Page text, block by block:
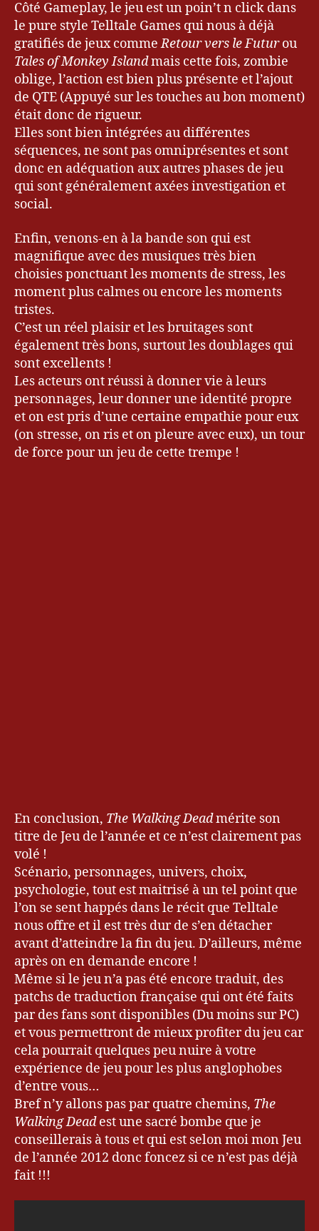
Côté Gameplay, le jeu est un poin’t n click dans
le pure style Telltale Games qui nous à déjà
gratifiés de jeux commeRetour vers le Futurou
Tales of Monkey Islandmais cette fois, zombie
oblige, l’action est bien plus présente et l’ajout
de QTE (Appuyé sur les touches au bon moment)
était donc de rigueur.
Elles sont bien intégrées au différentes
séquences, ne sont pas omniprésentes et sont
donc en adéquation aux autres phases de jeu
qui sont généralement axées investigation et
social.
Enfin, venons-en à la bande son qui est
magnifique avec des musiques très bien
choisies ponctuant les moments de stress, les
moment plus calmes ou encore les moments
tristes.
C’est un réel plaisir et les bruitages sont
également très bons, surtout les doublages qui
sont excellents !
Les acteurs ont réussi à donner vie à leurs
personnages, leur donner une identité propre
et on est pris d’une certaine empathie pour eux
(on stresse, on ris et on pleure avec eux), un tour
de force pour un jeu de cette trempe !
En conclusion, The Walking Deadmérite son
titre de Jeu de l’année et ce n’est clairement pas
volé !
Scénario, personnages, univers, choix,
psychologie, tout est maitrisé à un tel point que
l’on se sent happés dans le récit que Telltale
nous offre et il est très dur de s’en détacher
avant d’atteindre la fin du jeu. D’ailleurs, même
après on en demande encore !
Même si le jeu n’a pas été encore traduit, des
patchs de traduction française qui ont été faits
par des fans sont disponibles (Du moins sur PC)
et vous permettront de mieux profiter du jeu car
cela pourrait quelques peu nuire à votre
expérience de jeu pour les plus anglophobes
d’entre vous…
Bref n’y allons pas par quatre chemins, The
Walking Deadest une sacré bombe que je
conseillerais à tous et qui est selon moi mon Jeu
de l’année 2012 donc foncez si ce n’est pas déjà
fait !!!